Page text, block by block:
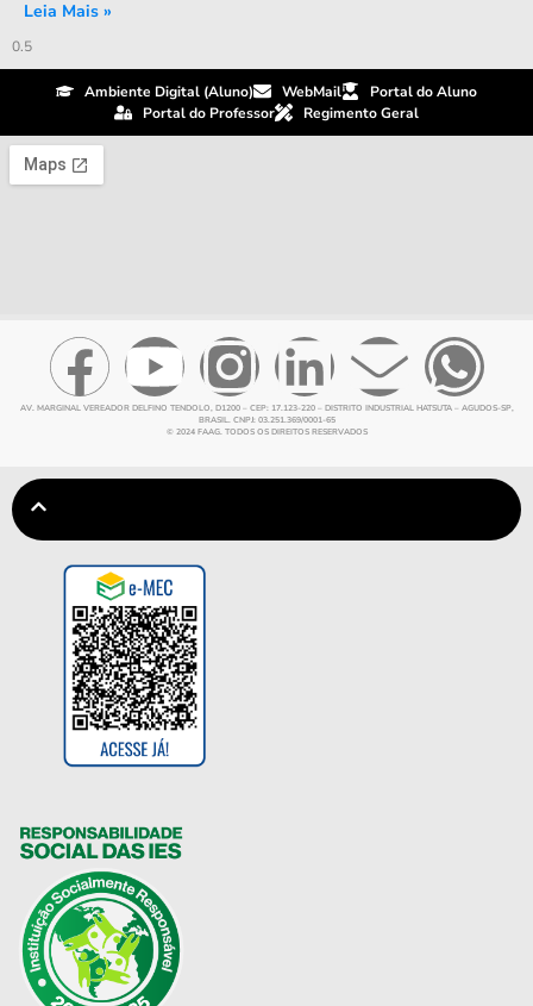
Leia Mais »
Ambiente Digital (Aluno) WebMail
Portal do Aluno
Portal do Professor
Regimento Geral
AV. MARGINAL VEREADOR DELFINO TENDOLO, D1200 – CEP: 17.123-220 – DISTRITO INDUSTRIAL HATSUTA – AGUDOS-SP,
BRASIL. CNPJ: 03.251.369/0001-65
© 2024 FAAG. TODOS OS DIREITOS RESERVADOS